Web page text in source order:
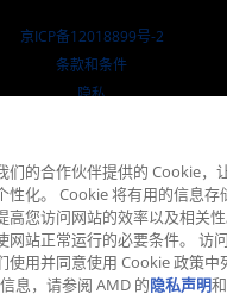
京ICP备12018899号-2
​条款和条件
隐私
公开公平竞争
英国税收策略
Cookie 政策
Cookie 设置
们的合作伙伴提供的 Cookie，
性化。 Cookie 将有用的信息存
高您访问网站的效率以及相关
网站正常运行的必要条件。 访
使用并同意使用 Cookie 政策中
息，请参阅 AMD 的隐私声明